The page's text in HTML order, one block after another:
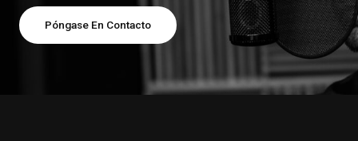
Póngase En Contacto